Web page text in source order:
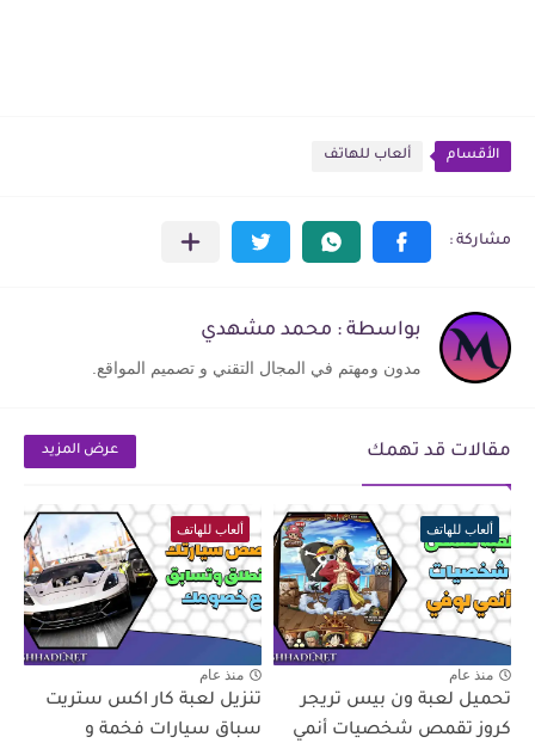
الأقسام ألعاب للهاتف
بواسطة : محمد مشهدي
مدون ومهتم في المجال التقني و تصميم المواقع.
مقالات قد تهمك عرض المزيد
ألعاب للهاتف
منذ عام
تحميل لعبة ون بيس تريجر
كروز تقمص شخصيات أنمي
ألعاب للهاتف
منذ عام
تنزيل لعبة كار اكس ستريت
سباق سيارات فخمة و